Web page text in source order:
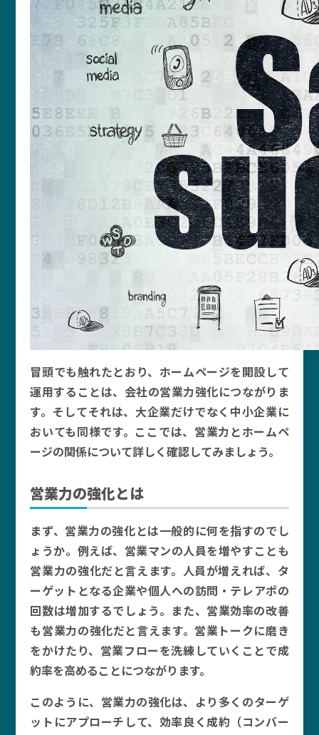
冒頭でも触れたとおり、ホームページを開設して
運用することは、会社の営業力強化につながりま
す。そしてそれは、大企業だけでなく中小企業に
おいても同様です。ここでは、営業力とホームペ
ージの関係について詳しく確認してみましょう。
営業力の強化とは
まず、営業力の強化とは一般的に何を指すのでし
ょうか。例えば、営業マンの人員を増やすことも
営業力の強化だと言えます。人員が増えれば、タ
ーゲットとなる企業や個人への訪問・テレアポの
回数は増加するでしょう。また、営業効率の改善
も営業力の強化だと言えます。営業トークに磨き
をかけたり、営業フローを洗練していくことで成
約率を高めることにつながります。
このように、営業力の強化は、より多くのターゲ
ットにアプローチして、効率良く成約（コンバー